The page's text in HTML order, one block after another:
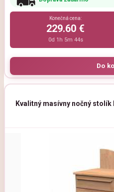
Konečná cena:
229.60 €
0d 1h 5m 44s
Kvalitný masívny nočný stolík